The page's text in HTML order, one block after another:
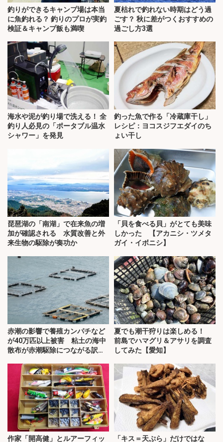
釣りができるキャンプ場は本当
に魚釣れる？ 釣りのプロが実釣
検証＆キャンプ飯も満喫
夏枯れで釣れない時期はどう過
ごす？ 秋に差がつくおすすめの
過ごし方3選
海水や泥が釣り場で洗える！ 全
釣り人必見の「ポータブル温水
シャワー」を発見
釣った魚で作る「冷蔵庫干し」
レシピ：ヨコスジフエダイのち
ょい干し
琵琶湖の「南湖」で在来魚の増
加が確認される 水質改善と外
来生物の駆除が奏功か
「貝を食べる貝」がとても美味
しかった 【アカニシ・ツメタ
ガイ・イボニシ】
赤潮の影響で養殖カンパチなど
が40万匹以上被害 粘土の海中
散布が赤潮駆除につながる訳と
夏でも潮干狩りは楽しめる！
前島でハマグリ＆アサリを調査
してみた【愛知】
作家「開高健」とルアーフィッ
「キス＝天ぷら」だけではな